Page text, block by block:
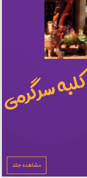
مشاهده جلد